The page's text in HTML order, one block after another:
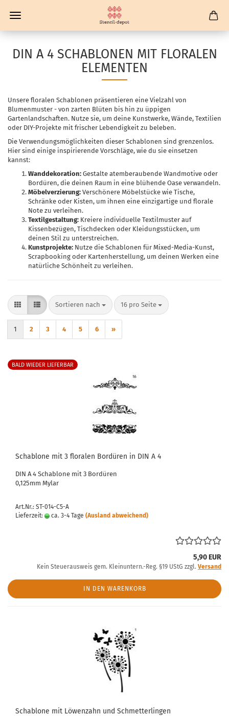
DIN A 4 SCHABLONEN MIT FLORALEN
ELEMENTEN
Unsere floralen Schablonen präsentieren eine Vielzahl von
Blumenmuster - von zarten Blüten bis hin zu üppigen
Gartenlandschaften. Nutze sie, um deine Kunstwerke, Wände, Textilien
oder DIY-Projekte mit frischer Lebendigkeit zu beleben.
Die Verwendungsmöglichkeiten dieser Schablonen sind grenzenlos.
Hier sind einige inspirierende Vorschläge, wie du sie einsetzen
kannst:
Wanddekoration: Gestalte atemberaubende Wandmotive oder
Bordüren, die deinen Raum in eine blühende Oase verwandeln.
Möbelverzierung: Verschönere Möbelstücke wie Tische,
Schränke oder Kisten, um ihnen eine einzigartige und florale
Note zu verleihen.
Textilgestaltung: Kreiere individuelle Textilmuster auf
Kissenbezügen, Tischdecken oder Kleidungsstücken, um
deinen Stil zu unterstreichen.
Kunstprojekte: Nutze die Schablonen für Mixed-Media-Kunst,
Scrapbooking oder Kartenherstellung, um deinen Werken eine
natürliche Schönheit zu verleihen.
Sortieren nach
Sortieren nach 16 pro Seite
pro Seite
1 2 3 4 5 6 »
BALD WIEDER LIEFERBAR
Schablone mit 3 floralen Bordüren in DIN A 4
DIN A 4 Schablone mit 3 Bordüren
0,125mm Mylar
Art.Nr.: ST-014-C5-A
Lieferzeit:
ca. 3-4 Tage (Ausland abweichend)
5,90 EUR
Kein Steuerausweis gem. Kleinuntern.-Reg. §19 UStG zzgl. Versand
IN DEN WARENKORB
Schablone mit Löwenzahn und Schmetterlingen